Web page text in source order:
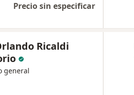
Precio sin especificar
Ricaldi
general